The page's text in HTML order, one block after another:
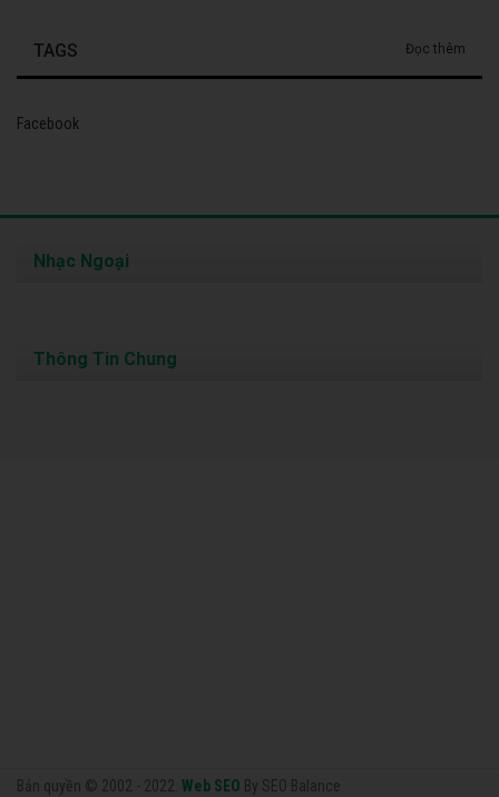
TAGS Đọc thêm
Facebook
Bản quyền © 2002 - 2022. Web SEO By SEO Balance
Nhạc Ngoại
Thông Tin Chung